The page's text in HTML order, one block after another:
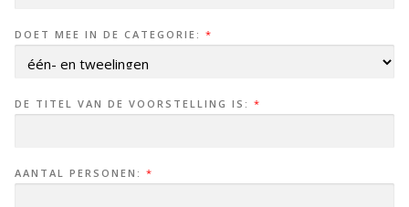
DOET MEE IN DE CATEGORIE: *
DE TITEL VAN DE VOORSTELLING IS: *
AANTAL PERSONEN: *